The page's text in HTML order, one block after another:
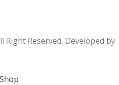
Reserved. Developed by
Shop